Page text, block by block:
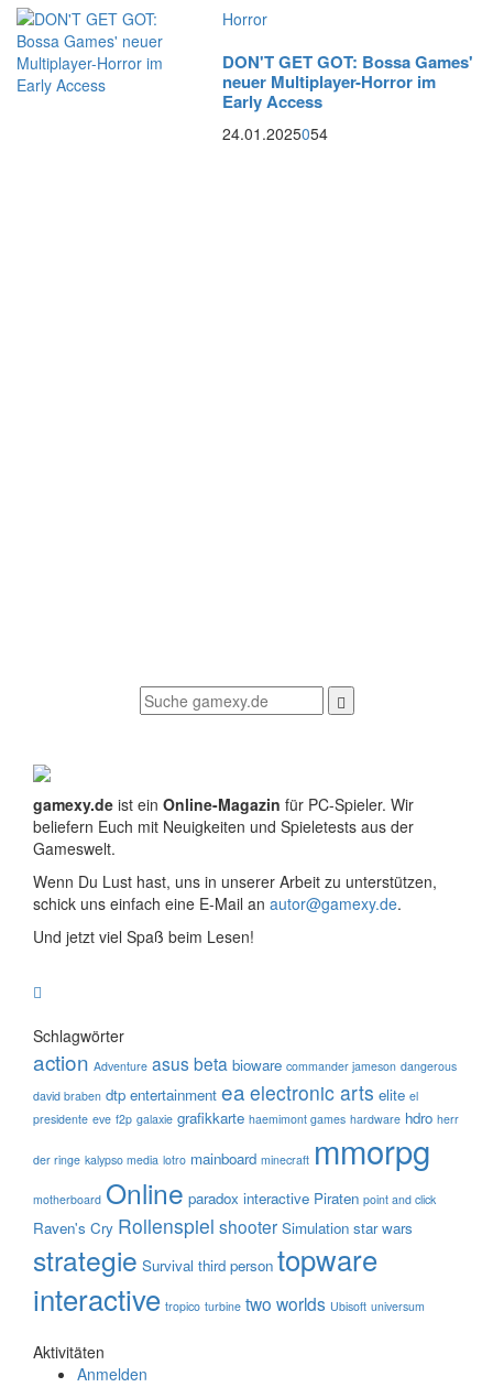
Horror
DON'T GET GOT: Bossa Games'
neuer Multiplayer-Horror im
Early Access
24.01.2025054
gamexy.de ist ein Online-Magazin für PC-Spieler. Wir
beliefern Euch mit Neuigkeiten und Spieletests aus der
Gameswelt.
Wenn Du Lust hast, uns in unserer Arbeit zu unterstützen,
schick uns einfach eine E-Mail an autor@gamexy.de.
Und jetzt viel Spaß beim Lesen!
Schlagwörter
action Adventure asus beta bioware commander jameson dangerous
david braben dtp entertainment ea electronic arts elite el
presidente eve f2p galaxie grafikkarte haemimont games hardware hdro herr
der ringe kalypso media lotro mainboard minecraft mmorpg
motherboard Online paradox interactive Piraten point and click
Raven's Cry Rollenspiel shooter Simulation star wars
strategie Survival third person topware
interactive tropico turbine two worlds Ubisoft universum
Aktivitäten
Anmelden